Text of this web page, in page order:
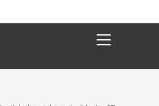
Main